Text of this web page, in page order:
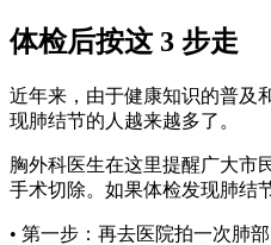
体检后按这 3 步走
近年来，由于健康知识的普及
现肺结节的人越来越多了。
胸外科医生在这里提醒广大市
手术切除。如果体检发现肺结
• 第一步：再去医院拍一次肺